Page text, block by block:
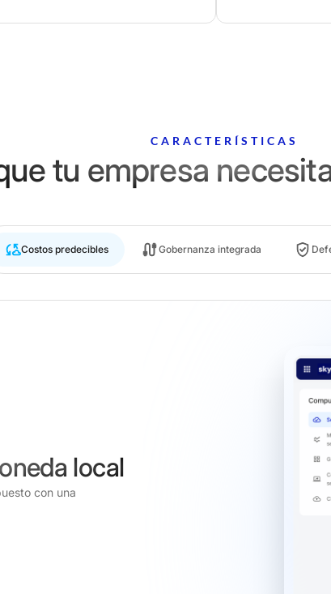
CARACTERÍSTICAS
tu empresa
Costos predecibles Gobernanza integrada
local
con una